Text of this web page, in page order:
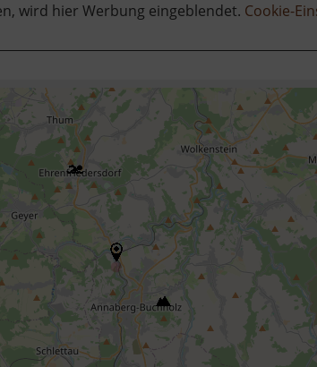
wird hier Werbung eingeblendet. Cookie-